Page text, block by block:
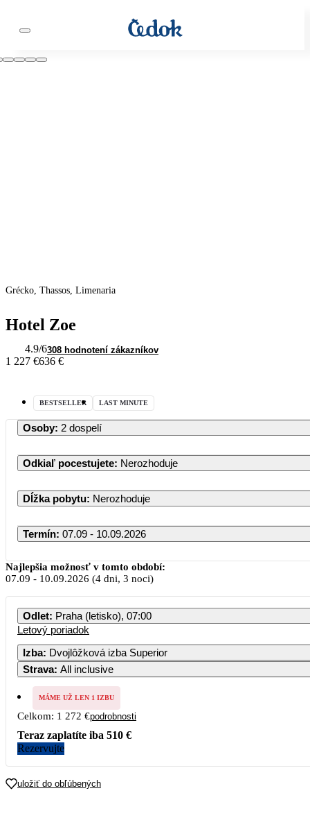
Grécko, Thassos, Limenaria
Hotel Zoe
4.9/6308 hodnotení zákazníkov
1 227 €636 €
BESTSELLER LAST MINUTE
Osoby: 2 dospelí
Odkiaľ pocestujete: Nerozhoduje
Dĺžka pobytu: Nerozhoduje
Termín: 07.09 - 10.09.2026
Najlepšia možnosť v tomto období:
07.09 - 10.09.2026 (4 dni, 3 noci)
Odlet: Praha (letisko), 07:00
Letový poriadok
Izba: Dvojlôžková izba Superior
Strava: All inclusive
MÁME UŽ LEN 1 IZBU
Celkom: 1 272 €podrobnosti
Teraz zaplatíte iba 510 €
Rezervujte
uložiť do obľúbených